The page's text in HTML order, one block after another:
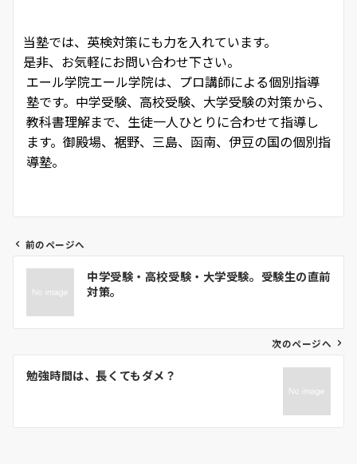
当塾では、英検対策にも力を入れています。
是非、お気軽にお問い合わせ下さい。
エール学院エール学院は、プロ講師による個別指導
塾です。中学受験、高校受験、大学受験の対策から、
教科書理解まで、生徒一人ひとりに合わせて指導し
ます。御殿場、裾野、三島、函南、伊豆の国の個別指
導塾。
ビ
ン
前のページへ
中学受験・高校受験・大学受験。受験生の直前
対策。
次のページへ
勉強時間は、長くてもダメ？